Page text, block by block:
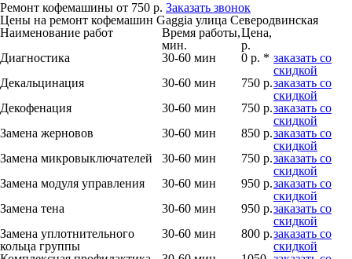
Ремонт кофемашины от 750 р. Заказать звонок
Цены на ремонт кофемашин Gaggia улица Северодвинская
Наименование работ
Время работы,
мин.
Цена,
р.
Диагностика
30-60 мин 0 р. * заказать со
скидкой
Декальцинация
30-60 мин 750 р.заказать со
скидкой
Декофенация
30-60 мин 750 р.заказать со
скидкой
Замена жерновов
30-60 мин 850 р.заказать со
скидкой
Замена микровыключателей
30-60 мин 750 р.заказать со
скидкой
Замена модуля управления
30-60 мин 950 р.заказать со
скидкой
Замена тена
30-60 мин 950 р.заказать со
скидкой
Замена уплотнительного
кольца группы
30-60 мин 800 р.заказать со
скидкой